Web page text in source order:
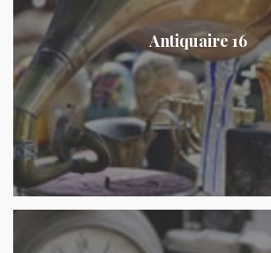
Antiquaire 16